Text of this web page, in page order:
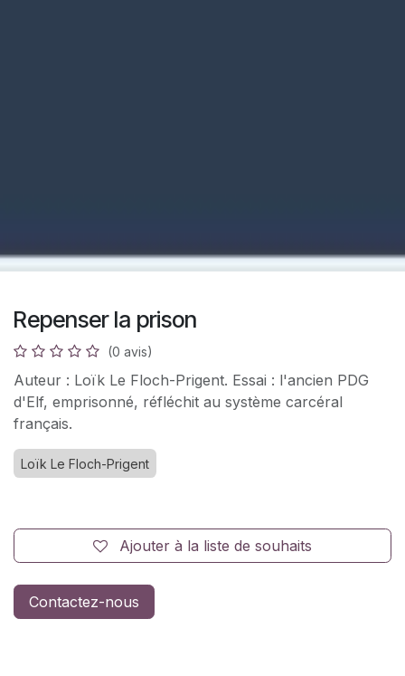
Repenser la prison
(0 avis)
Auteur : Loïk Le Floch-Prigent. Essai : l'ancien PDG
d'Elf, emprisonné, réfléchit au système carcéral
français.
Loïk Le Floch-Prigent
Ajouter à la liste de souhaits
Contactez-nous